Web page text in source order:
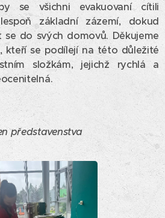
se všichni evakuovaní cítili
základní zázemí, dokud
do svých domovů. Děkujeme
kteří se podílejí na této důležité
složkám, jejichž rychlá a
představenstva